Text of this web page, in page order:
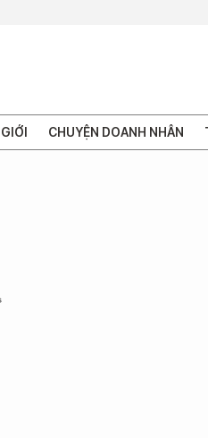
CHUYỆN DOANH NHÂN